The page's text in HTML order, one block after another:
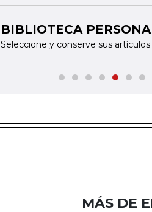
BIBLIOTECA
Seleccione y conserve sus
MÁS DE